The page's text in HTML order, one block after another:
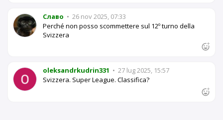
Славо • 26 nov 2025, 07:33
Perché non posso scommettere sul 12º turno della
Svizzera
oleksandrkudrin331 • 27 lug 2025, 15:57
Svizzera. Super League. Classifica?